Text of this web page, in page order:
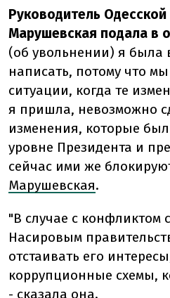
Руководитель
Марушевская подала в
(об увольнении) я была
написать, потому что
ситуации, когда те
я пришла, невозможно
изменения, которые
уровне Президента и
сейчас ими же
Марушевская.
"В случае с конфликтом
Насировым
отстаивать его
коррупционные схемы,
- сказала она.